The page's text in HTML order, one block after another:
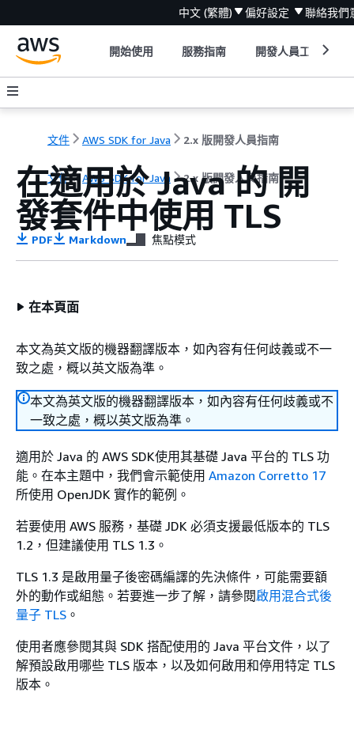
中文 (繁體) 偏好設定 聯絡我們
開始使用 服務指南 開發人員工具
文件 AWS SDK for Java 2.x 版開發人員指南
文件 AWS SDK for Java 2.x 版開發人員指南
在適用於 Java 的 開
發套件中使用 TLS
PDF Markdown 焦點模式
在本頁面
本文為英文版的機器翻譯版本，如內容有任何歧義或不一
致之處，概以英文版為準。
本文為英文版的機器翻譯版本，如內容有任何歧義或不
一致之處，概以英文版為準。
適用於 Java 的 AWS SDK使用其基礎 Java 平台的 TLS 功
能。在本主題中，我們會示範使用 Amazon Corretto 17
所使用 OpenJDK 實作的範例。
若要使用 AWS 服務，基礎 JDK 必須支援最低版本的 TLS
1.2，但建議使用 TLS 1.3。
TLS 1.3 是啟用量子後密碼編譯的先決條件，可能需要額
外的動作或組態。若要進一步了解，請參閱啟用混合式後
量子 TLS 。
使用者應參閱其與 SDK 搭配使用的 Java 平台文件，以了
解預設啟用哪些 TLS 版本，以及如何啟用和停用特定 TLS
版本。